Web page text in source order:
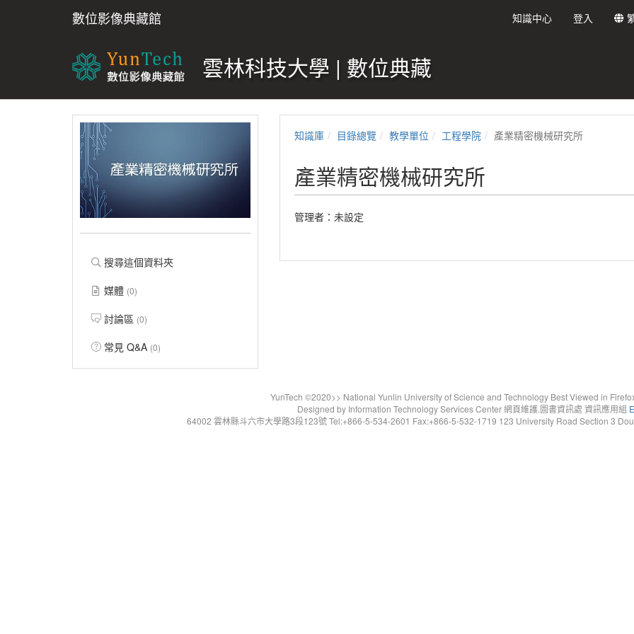
數位影像典藏館 知識中心 登入
雲林科技大學 | 數位典藏
搜尋這個資料夾
媒體 (0)
討論區 (0)
常見 Q&A (0)
知識庫 目錄總覽 教學單位 工程學院 產業精密機械研究所
產業精密機械研究所
管理者：未設定
YunTech ©2020>> National Yunlin University of Science and Technology Best Viewed in
Designed by Information Technology Services Center 網頁維護.圖書資訊處 資訊應用組
64002 雲林縣斗六市大學路3段123號 Tel:+866-5-534-2601 Fax:+866-5-532-1719 123 University Road Section 3